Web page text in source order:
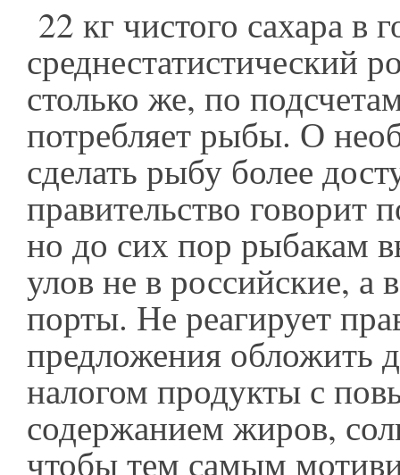
22 кг чистого сахара в
среднестатистический
столько же, по
потребляет рыбы. О
сделать рыбу более
правительство говорит
но до сих пор рыбакам
улов не в российские, а
порты. Не реагирует
предложения обложить
налогом продукты с
содержанием жиров,
чтобы тем самым